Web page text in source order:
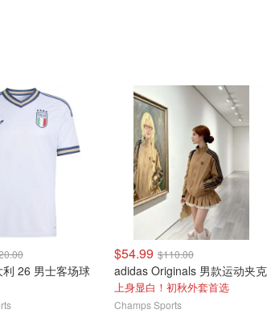
26 男士客场球
$54.99 $110.00
adidas Originals 男款运动夹克
上身显白！初秋外套首选
Champs Sports